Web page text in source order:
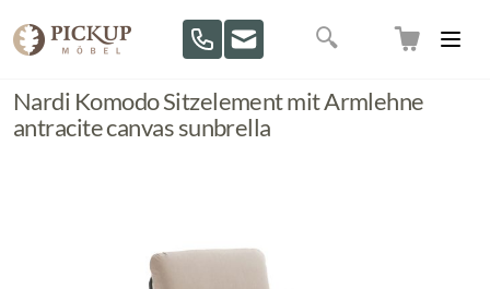
Suche
Nardi Komodo Sitzelement mit Armlehne
antracite canvas sunbrella